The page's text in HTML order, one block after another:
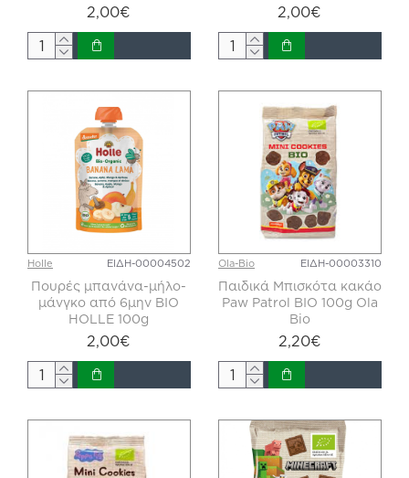
2,00€ 2,00€
Holle ΕΙΔΗ-00004502
Πουρές μπανάνα-μήλο-
μάνγκο από 6μην ΒΙΟ
HOLLE 100g
2,00€
Ola-Bio ΕΙΔΗ-00003310
Παιδικά Μπισκότα κακάο
Paw Patrol BIO 100g Ola
Bio
2,20€